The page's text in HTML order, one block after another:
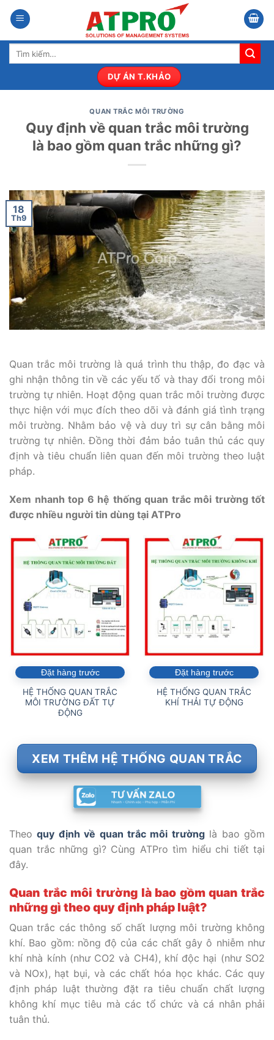
qua
nội
dung
Tìm
DỰ ÁN T.KHẢO
QUAN TRẮC MÔI TRƯỜNG
Quy định về quan trắc môi trường
là bao gồm quan trắc những gì?
18
Th9
Quan trắc môi trường là quá trình thu thập, đo đạc và
ghi nhận thông tin về các yếu tố và thay đổi trong môi
trường tự nhiên. Hoạt động quan trắc môi trường được
thực hiện với mục đích theo dõi và đánh giá tình trạng
môi trường. Nhằm bảo vệ và duy trì sự cân bằng môi
trường tự nhiên. Đồng thời đảm bảo tuân thủ các quy
định và tiêu chuẩn liên quan đến môi trường theo luật
pháp.
Xem nhanh top 6 hệ thống quan trắc môi trường tốt
được nhiều người tin dùng tại ATPro
Đặt hàng trước
HỆ THỐNG QUAN TRẮC
MÔI TRƯỜNG ĐẤT TỰ
ĐỘNG
Đặt hàng trước
HỆ THỐNG QUAN TRẮC
KHÍ THẢI TỰ ĐỘNG
XEM THÊM HỆ THỐNG QUAN TRẮC
Theoquy định về quan trắc môi trườnglà bao gồm
quan trắc những gì? Cùng ATPro tìm hiểu chi tiết tại
đây.
Quan trắc môi trường là bao gồm quan trắc
những gì theo quy định pháp luật?
Quan trắc các thông số chất lượng môi trường không
khí. Bao gồm: nồng độ của các chất gây ô nhiễm như
khí nhà kính (như CO2 và CH4), khí độc hại (như SO2
và NOx), hạt bụi, và các chất hóa học khác. Các quy
định pháp luật thường đặt ra tiêu chuẩn chất lượng
không khí mục tiêu mà các tổ chức và cá nhân phải
tuân thủ.